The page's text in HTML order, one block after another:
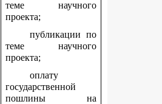
теме научного
проекта;
публикации по
теме научного
проекта;
оплату
государственной
пошлины на